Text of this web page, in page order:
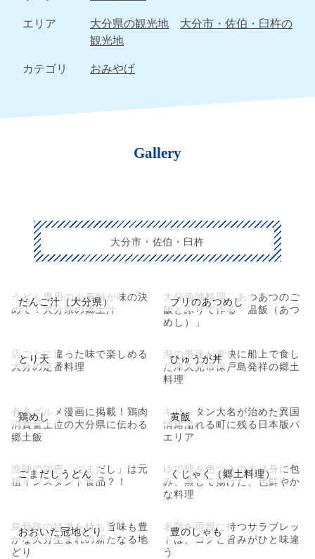
エリア
大分県の観光地
大分市・佐伯・臼杵の
観光地
カテゴリ
おみやげ
Gallery
大分市・佐伯・臼杵
だんご汁（大分県）
うどん専用の小麦粉が味の決
めて！大分県の郷土汁
ブリのあつめし
大分漁師料理。あつあつのご
飯とぶりで作る「温飯（あつ
めし）」
とり天
店ごとに違った味で楽しめる
大分の定番料理
ひゅうが丼
海の男達が豪快に船上で食し
た津久見市保戸島発祥の郷土
料理
鶏めし
有名グルメ漫画に掲載！鶏肉
消費量上位の大分県に伝わる
郷土飯
黄飯
キリシタン大名が治めた異国
情緒溢れる町に残る日本版パ
エリア
ごまだしうどん
漁師の知恵「ごまだし」は元
祖インスタント食品？！
くじゃく（郷土料理）
ゆで卵を色つきのすり身に包
み、蒸して揚げた、色鮮やか
な料理
おおいた冠地どり
烏骨鶏の特徴を持ち旨味も豊
かな大分生まれの新たなる地
どり
豊のしゃも
名鶏を両親に持つサラブレッ
ドは、コクと旨みがひと味違
う